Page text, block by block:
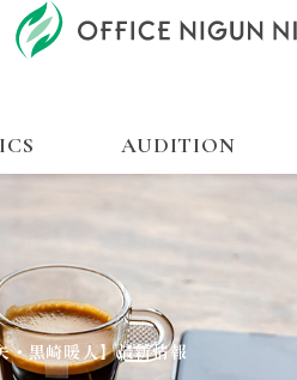
AUDITION
・黒崎暖人】最新情報